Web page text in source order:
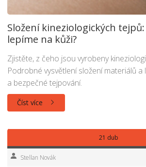
Složení kineziologických
lepíme na kůži?
Zjistěte, z čeho jsou vyrobeny
Podrobné vysvětlení složení materiálů
a bezpečné tejpování.
Číst více
21 dub
Stellan Novák